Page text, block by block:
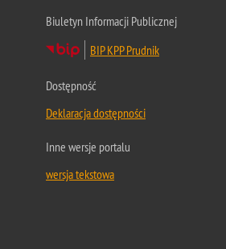
Biuletyn Informacji Publicznej
BIP KPP Prudnik
Dostępność
Deklaracja dostępności
Inne wersje portalu
wersja tekstowa